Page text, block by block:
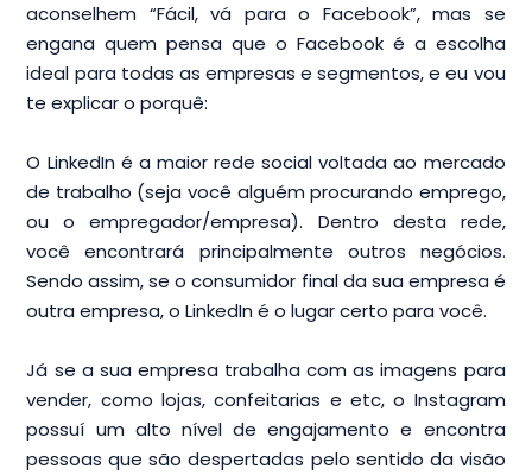
aconselhem “Fácil, vá para o Facebook”, mas se
engana quem pensa que o Facebook é a escolha
ideal para todas as empresas e segmentos, e eu vou
te explicar o porquê:
O LinkedIn é a maior rede social voltada ao mercado
de trabalho (seja você alguém procurando emprego,
ou o empregador/empresa). Dentro desta rede,
você encontrará principalmente outros negócios.
Sendo assim, se o consumidor final da sua empresa é
outra empresa, o LinkedIn é o lugar certo para você.
Já se a sua empresa trabalha com as imagens para
vender, como lojas, confeitarias e etc, o Instagram
possuí um alto nível de engajamento e encontra
pessoas que são despertadas pelo sentido da visão